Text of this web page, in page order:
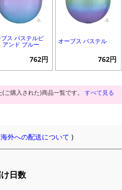
ス パステルピ
アンド ブルー
762円
オーブス パステル
762円
ご購入された)商品一覧です。 すべて見る
外への配送について )
日数